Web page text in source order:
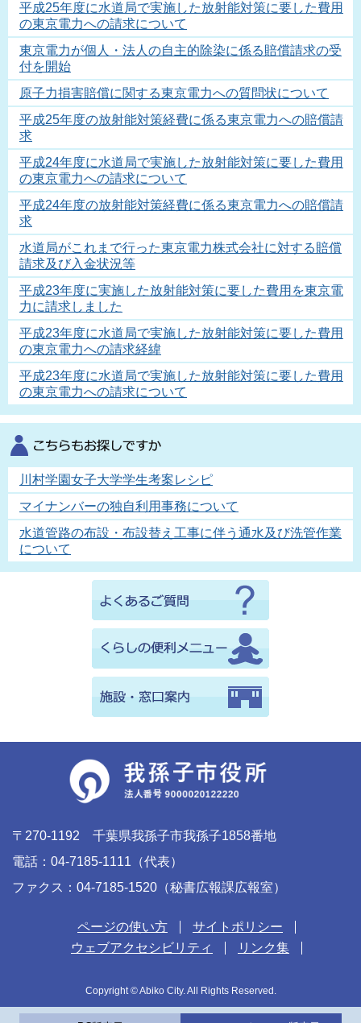
平成25年度に水道局で実施した放射能対策に要した費用
の東京電力への請求について
東京電力が個人・法人の自主的除染に係る賠償請求の受
付を開始
原子力損害賠償に関する東京電力への質問状について
平成25年度の放射能対策経費に係る東京電力への賠償請
求
平成24年度に水道局で実施した放射能対策に要した費用
の東京電力への請求について
平成24年度の放射能対策経費に係る東京電力への賠償請
求
水道局がこれまで行った東京電力株式会社に対する賠償
請求及び入金状況等
平成23年度に実施した放射能対策に要した費用を東京電
力に請求しました
平成23年度に水道局で実施した放射能対策に要した費用
の東京電力への請求経緯
平成23年度に水道局で実施した放射能対策に要した費用
の東京電力への請求について
川村学園女子大学学生考案レシピ
マイナンバーの独自利用事務について
水道管路の布設・布設替え工事に伴う通水及び洗管作業
について
〒270-1192 千葉県我孫子市我孫子1858番地
電話：04-7185-1111（代表）
ファクス：04-7185-1520（秘書広報課広報室）
ページの使い方
サイトポリシー
ウェブアクセシビリティ
リンク集
Copyright © Abiko City. All Rights Reserved.